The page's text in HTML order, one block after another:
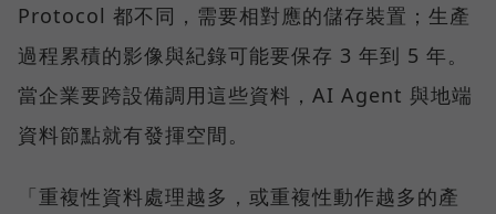
Protocol 都不同，需要相對應的儲存裝置；生產
過程累積的影像與紀錄可能要保存 3 年到 5 年。
當企業要跨設備調用這些資料，AI Agent 與地端
資料節點就有發揮空間。
「重複性資料處理越多，或重複性動作越多的產